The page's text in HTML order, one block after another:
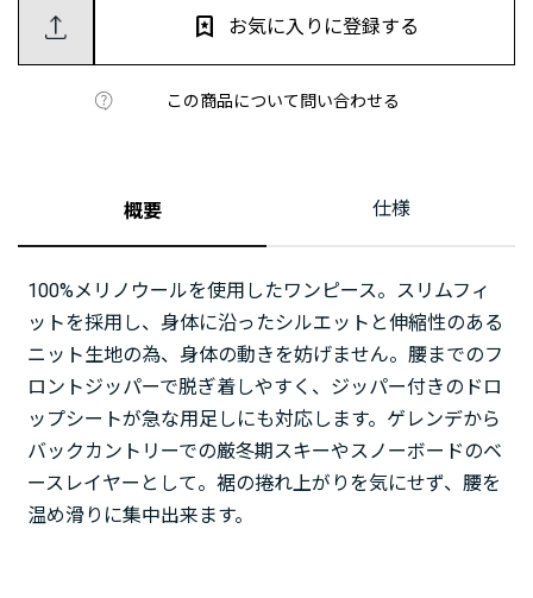
この商品について問い合わせる
お気に入りに登録する
概要 仕様
100%メリノウールを使用したワンピース。スリムフィ
ットを採用し、身体に沿ったシルエットと伸縮性のある
ニット生地の為、身体の動きを妨げません。腰までのフ
ロントジッパーで脱ぎ着しやすく、ジッパー付きのドロ
ップシートが急な用足しにも対応します。ゲレンデから
バックカントリーでの厳冬期スキーやスノーボードのベ
ースレイヤーとして。裾の捲れ上がりを気にせず、腰を
温め滑りに集中出来ます。